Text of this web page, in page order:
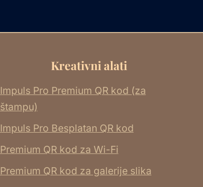
Kreativni alati
Impuls Pro Premium QR kod (za
štampu)
Impuls Pro Besplatan QR kod
Premium QR kod za Wi-Fi
Premium QR kod za galerije slika